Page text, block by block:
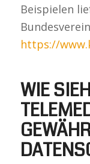
Beispielen
https://
WIE